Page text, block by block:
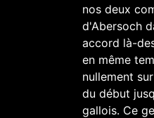
nos deux
d'Abersoch
accord là-
en même
nullement
du début
gallois. Ce